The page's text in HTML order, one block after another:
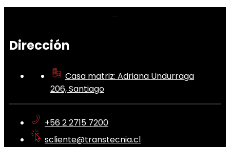
Dirección
Casa matriz: Adriana Undurraga
206, Santiago
+56 2 2715 7200
scliente@transtecnia.cl